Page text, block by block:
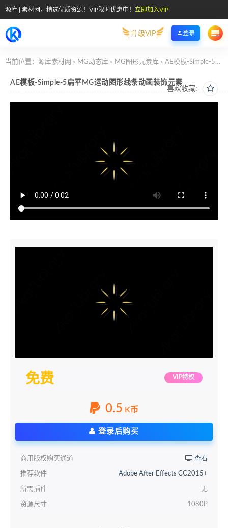
源库 | 素材网，精选优质资源！VIP限时优惠中！ 立即加入VIP
升级VIP 登录
当前位置： 源库素材网 > MG动态库 > MG图形元素库 > AE模板-Simple-5扁平MG运动图形线条动画装饰元素
喜欢收藏:
AE模板-Simple-5扁平MG运动图形线条动画装饰元素
免费 VIP特权
0.5 K币
登录后购买
商用版权购买通道 查看
推荐软件 Adobe After Effects CC2015+
所需插件 无
资源尺寸 1080P